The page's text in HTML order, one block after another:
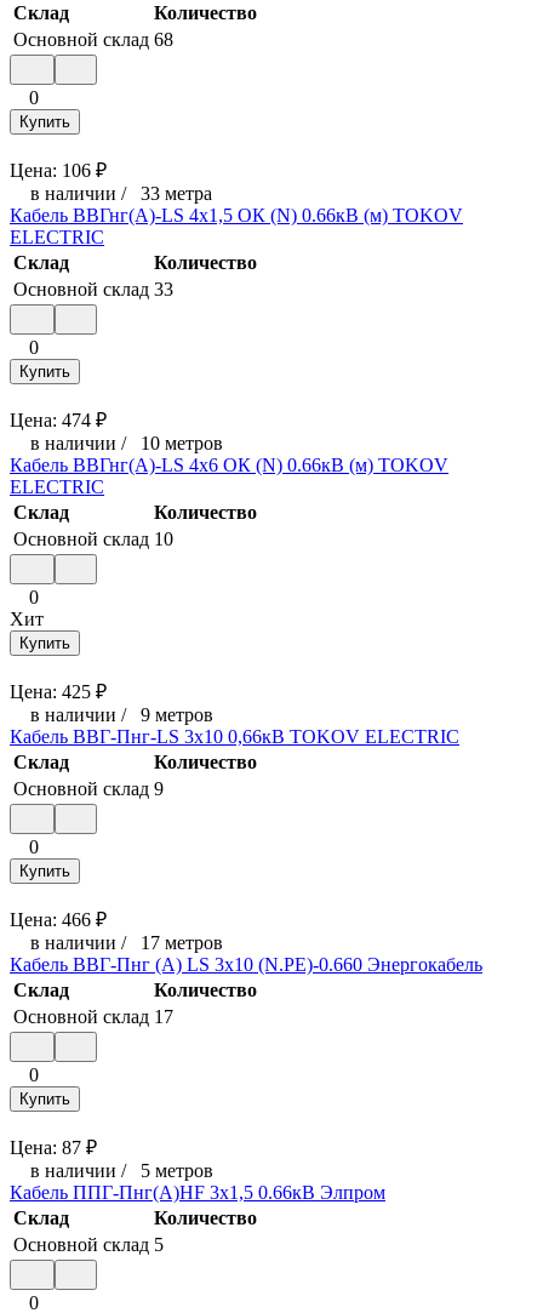
Склад
Количество
Основной склад 68
0
Купить
Цена: 106 ₽
в наличии / 33 метра
Кабель ВВГнг(А)-LS 4х1,5 ОК (N) 0.66кВ (м) TOKOV
ELECTRIC
Склад
Количество
Основной склад 33
0
Купить
Цена: 474 ₽
в наличии / 10 метров
Кабель ВВГнг(А)-LS 4х6 ОК (N) 0.66кВ (м) TOKOV
ELECTRIC
Склад
Количество
Основной склад 10
0
Хит
Купить
Цена: 425 ₽
в наличии / 9 метров
Кабель ВВГ-Пнг-LS 3х10 0,66кВ TOKOV ELECTRIC
Склад
Количество
Основной склад 9
0
Купить
Цена: 466 ₽
в наличии / 17 метров
Кабель ВВГ-Пнг (А) LS 3х10 (N.PE)-0.660 Энергокабель
Склад
Количество
Основной склад 17
0
Купить
Цена: 87 ₽
в наличии / 5 метров
Кабель ППГ-Пнг(А)HF 3х1,5 0.66кВ Элпром
Склад
Количество
Основной склад 5
0